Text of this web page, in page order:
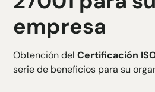
empresa
Obtención delCertificación
serie de beneficios para su